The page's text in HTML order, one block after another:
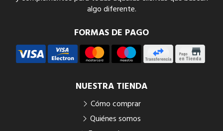
algo diferente.
FORMAS DE PAGO
NUESTRA TIENDA
Cómo comprar
Quiénes somos